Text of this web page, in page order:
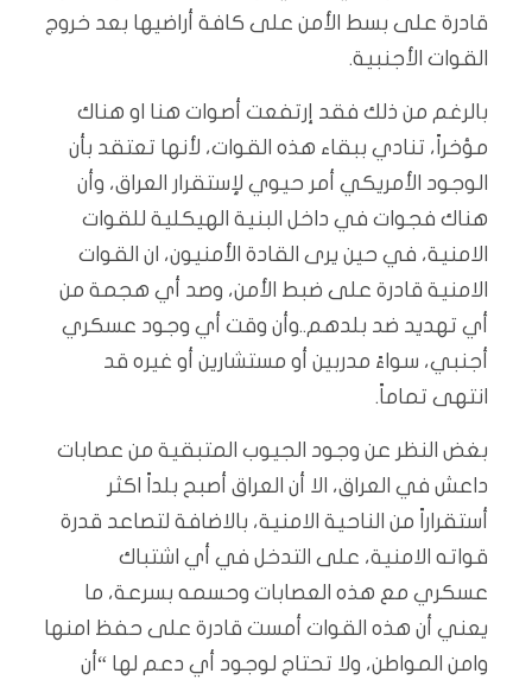
قادرة على بسط الأمن على كافة أراضيها بعد خروج
القوات الأجنبية.
بالرغم من ذلك فقد إرتفعت أصوات هنا او هناك
مؤخراً، تنادي ببقاء هذه القوات، لأنها تعتقد بأن
الوجود الأمريكي أمر حيوي لإستقرار العراق، وأن
هناك فجوات في داخل البنية الهيكلية للقوات
الامنية، في حين يرى القادة الأمنيون، ان القوات
الامنية قادرة على ضبط الأمن، وصد أي هجمة من
أي تهديد ضد بلدهم..وأن وقت أي وجود عسكري
أجنبي، سواءً مدربين أو مستشارين أو غيره قد
انتهى تماماً.
بغض النظر عن وجود الجيوب المتبقية من عصابات
داعش في العراق، الا أن العراق أصبح بلداً اكثر
أستقراراً من الناحية الامنية، بالاضافة لتصاعد قدرة
قواته الامنية، على التدخل في أي اشتباك
عسكري مع هذه العصابات وحسمه بسرعة، ما
يعني أن هذه القوات أمست قادرة على حفظ امنها
وامن المواطن، ولا تحتاج لوجود أي دعم لها “أن